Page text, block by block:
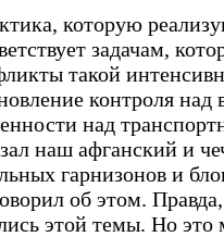
которую
задачам,
такой
контроля над
над
наш афганский и
гарнизонов и
об этом.
этой темы. Но это